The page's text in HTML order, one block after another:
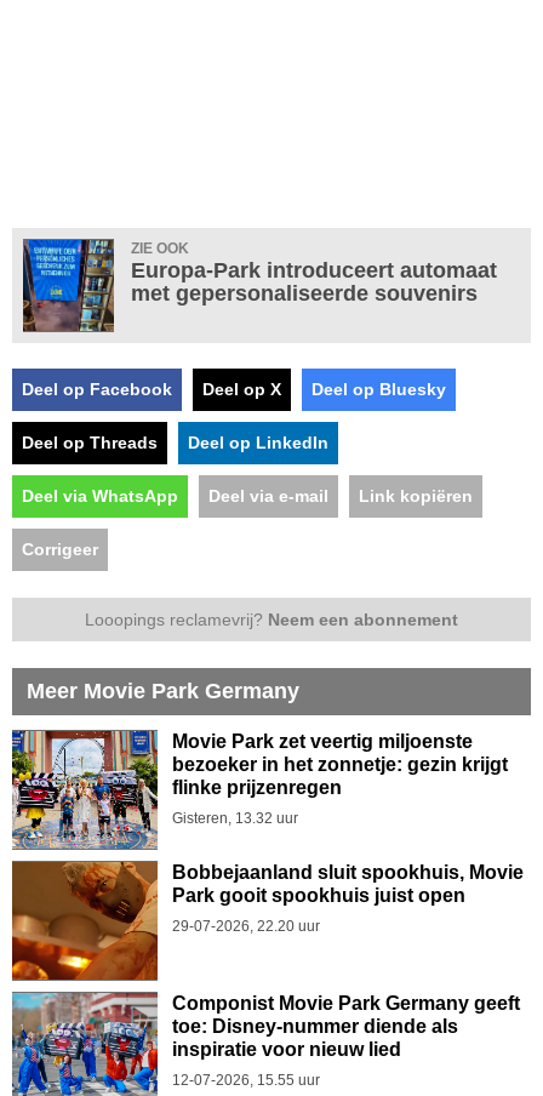
ZIE OOK
Europa-Park introduceert automaat
met gepersonaliseerde souvenirs
Deel op Facebook Deel op X Deel op Bluesky
Deel op Threads Deel op LinkedIn
Deel via WhatsApp Deel via e-mail Link kopiëren
Corrigeer
Looopings reclamevrij? Neem een abonnement
Meer Movie Park Germany
Movie Park zet veertig miljoenste
bezoeker in het zonnetje: gezin krijgt
flinke prijzenregen
Gisteren, 13.32 uur
Bobbejaanland sluit spookhuis, Movie
Park gooit spookhuis juist open
29-07-2026, 22.20 uur
Componist Movie Park Germany geeft
toe: Disney-nummer diende als
inspiratie voor nieuw lied
12-07-2026, 15.55 uur